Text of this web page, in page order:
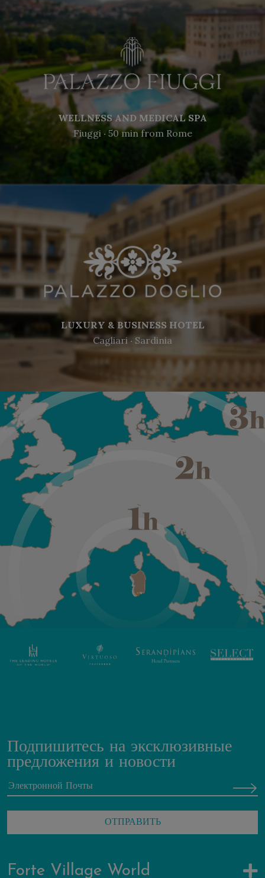
WELLNESS AND MEDICAL SPA
Fiuggi ‧ 50 min from Rome
LUXURY & BUSINESS HOTEL
Cagliari ‧ Sardinia
Forte Village World
Подпишитесь на эксклюзивные
предложения и новости